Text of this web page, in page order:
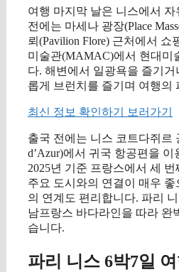
여행 마지막 날은 니스에서
전에는 마세나 광장(Place
뢰(Pavilion Flore) 근처에서 쇼
미술관(MAMAC)에서 현대미
다. 해변에서 일광욕을 즐기
롭게 브런치를 즐기며 여행의
최신 정보 확인하기 보러가기
출국 전에는 니스 코트다쥐르
d’Azur)에서 귀국 항공편을
2025년 기준 프랑스에서 세
주요 도시와의 연결이 매우
의 연계도 편리합니다. 파리
남프랑스 바다라인을 따라 완
습니다.
파리 니스 6박7일